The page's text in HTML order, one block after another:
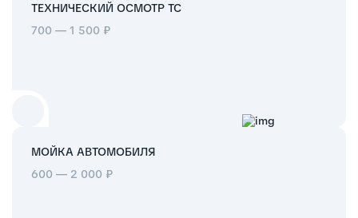
ТЕХНИЧЕСКИЙ ОСМОТР ТС
700 — 1 500 ₽
МОЙКА АВТОМОБИЛЯ
600 — 2 000 ₽